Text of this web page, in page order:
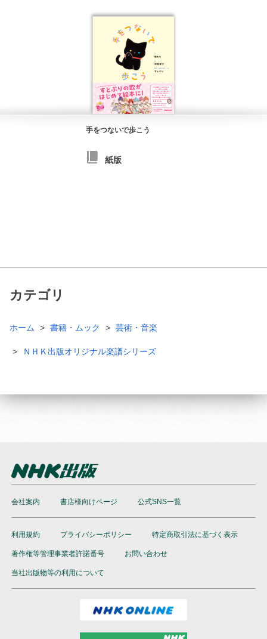
手をつないで歩こう
紙版
カテゴリ
ホーム 書籍・ムック 芸術・音楽
ＮＨＫ出版オリジナル楽譜シリーズ
会社案内 書店様向けページ 公式SNS一覧
利用規約 プライバシーポリシー 特定商取引法に基づく表示
著作権等管理事業者許諾番号 お問い合わせ
当社出版物等の利用について